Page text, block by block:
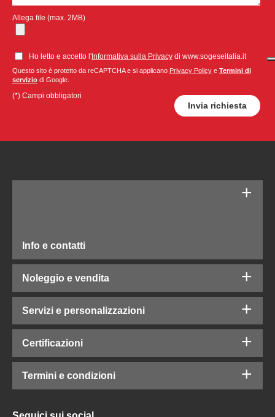
Allega file (max. 2MB)
Ho letto e accetto l'Informativa sulla Privacydi www.sogeseitalia.it
Questo sito è protetto da reCAPTCHA e si applicano Privacy Policye Termini di
serviziodi Google.
(*) Campi obbligatori
Info e contatti
Noleggio e vendita
Servizi e personalizzazioni
Certificazioni
Termini e condizioni